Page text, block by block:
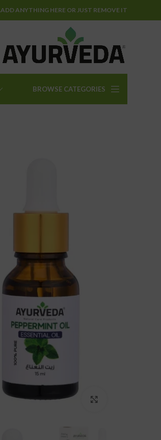
ADD ANYTHING HERE OR JUST REMOVE IT…
BROWSE CATEGORIES
Click to enlarge